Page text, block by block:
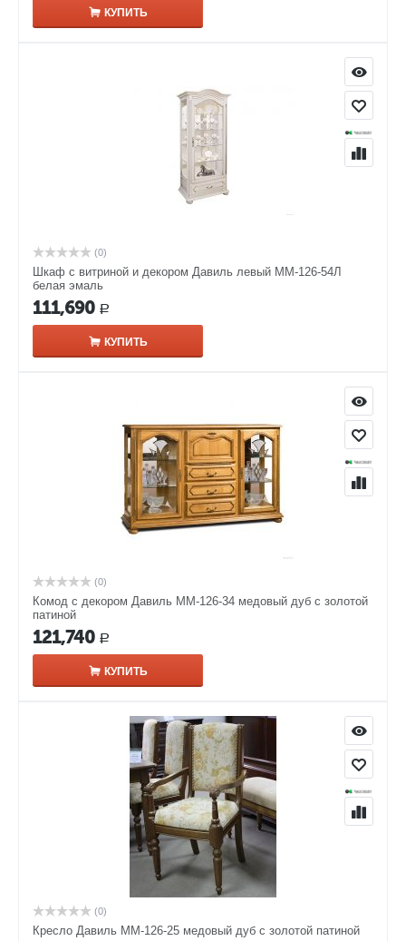
КУПИТЬ
(0)
Шкаф с витриной и декором Давиль левый ММ-126-54Л
белая эмаль
111,690 Р
КУПИТЬ
(0)
Комод с декором Давиль ММ-126-34 медовый дуб с золотой
патиной
121,740 Р
КУПИТЬ
(0)
Кресло Давиль ММ-126-25 медовый дуб с золотой патиной